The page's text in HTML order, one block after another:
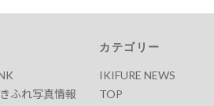
ふれ写真情報
カテゴリー
IKIFURE NEWS
TOP